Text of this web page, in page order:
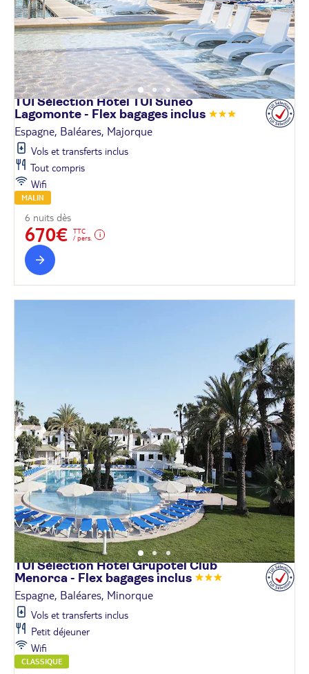
TUI Sélection Hôtel TUI Suneo
Lagomonte - Flex bagages inclus
Espagne, Baléares, Majorque
Vols et transferts inclus
Tout compris
Wifi
MALIN
6 nuits dès
670€
TTC
/ pers.
TUI Sélection Hôtel Grupotel Club
Menorca - Flex bagages inclus
Espagne, Baléares, Minorque
Vols et transferts inclus
Petit déjeuner
Wifi
CLASSIQUE